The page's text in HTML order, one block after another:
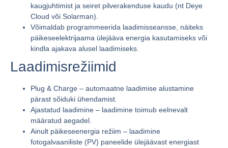
kaugjuhtimist ja seiret pilverakenduse kaudu (nt Deye
Cloud või Solarman).
Võimaldab programmeerida laadimisseansse, näiteks
päikeseelektrijaama ülejääva energia kasutamiseks või
kindla ajakava alusel laadimiseks.
Laadimisrežiimid
Plug & Charge – automaatne laadimise alustamine
pärast sõiduki ühendamist.
Ajastatud laadimine – laadimine toimub eelnevalt
määratud aegadel.
Ainult päikeseenergia režiim – laadimine
fotogalvaaniliste (PV) paneelide ülejäävast energiast